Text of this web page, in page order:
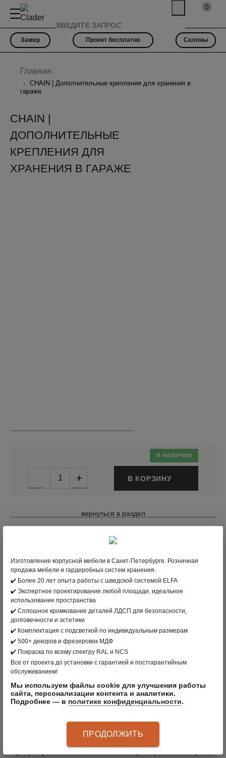
0
Замер Проект бесплатно Салоны
Главная
CHAIN | Дополнительные крепления для хранения в
гараже
CHAIN |
ДОПОЛНИТЕЛЬНЫЕ
КРЕПЛЕНИЯ ДЛЯ
ХРАНЕНИЯ В ГАРАЖЕ
В НАЛИЧИИ
В КОРЗИНУ
вернуться в раздел
ELFA
ЦВЕТ: БЕЛЫЙ, ПЛАТИНА
МАТЕРИАЛ: СТАЛЬ
АРТИКУЛ:65
Любые варианты хранения, возможность докупать
модули или переставлять их местами.
Лейсан
ОПИСАНИЕ ПРОДУКТА
При разумной использовании пространства гаража
Изготовление корпусной мебели в Санкт-Петербурге. Розничная
продажа мебели и гардеробных систем хранения.
✔️ Более 20 лет опыта работы с шведской системой ELFA
✔️ Экспертное проектирование любой площади, идеальное
использование пространства
✔️ Сплошное кромкование деталей ЛДСП для безопасности,
долговечности и эстетики
✔️ Комплектация с подсветкой по индивидуальным размерам
✔️ 500+ декоров и фрезеровок МДФ
✔️ Покраска по всему спектру RAL и NCS
Все от проекта до установки с гарантией и постгарантийным
обслуживанием!
Мы используем файлы cookie для улучшения работы
сайта, персонализации контента и аналитики.
Подробнее — в политике конфиденциальности.
ПРОДОЛЖИТЬ